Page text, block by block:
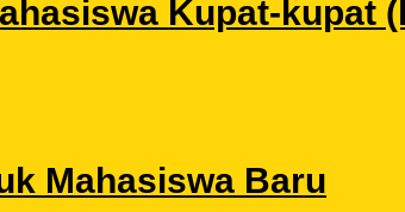
Kupat-kupat
Mahasiswa Baru